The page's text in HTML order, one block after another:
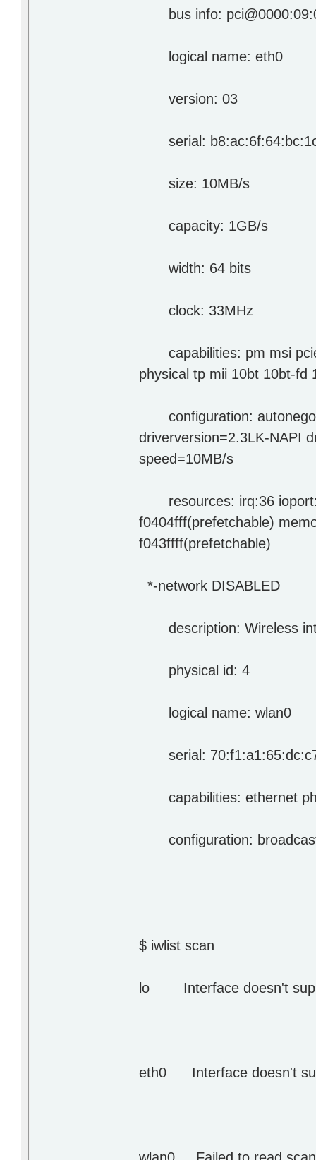
bus info:
logical name: eth0
version: 03
serial:
size: 10MB/s
capacity: 1GB/s
width: 64 bits
clock: 33MHz
capabilities: pm msi
physical tp mii 10bt 10bt-fd
configuration:
driverversion=2.3LK-NAPI
speed=10MB/s
resources: irq:36
f0404fff(prefetchable)
f043ffff(prefetchable)
*-network DISABLED
description: Wireless
physical id: 4
logical name: wlan0
serial:
capabilities: ethernet
configuration:
$ iwlist scan
lo Interface doesn't
eth0 Interface doesn't